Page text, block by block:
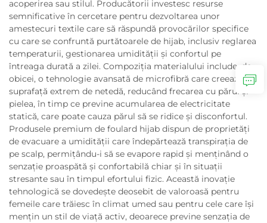
acoperirea sau stilul. Producătorii investesc resurse
semnificative în cercetare pentru dezvoltarea unor
amestecuri textile care să răspundă provocărilor specifice
cu care se confruntă purtătoarele de hijab, inclusiv reglarea
temperaturii, gestionarea umidității și confortul pe
întreaga durată a zilei. Compoziția materialului include, de
obicei, o tehnologie avansată de microfibră care creează o
suprafață extrem de netedă, reducând frecarea cu părul și
pielea, în timp ce previne acumularea de electricitate
statică, care poate cauza părul să se ridice și disconfortul.
Produsele premium de foulard hijab dispun de proprietăți
de evacuare a umidității care îndepărtează transpirația de
pe scalp, permițându-i să se evapore rapid și menținând o
senzație proaspătă și confortabilă chiar și în situații
stresante sau în timpul efortului fizic. Această inovație
tehnologică se dovedește deosebit de valoroasă pentru
femeile care trăiesc în climat umed sau pentru cele care își
mențin un stil de viață activ, deoarece previne senzația de